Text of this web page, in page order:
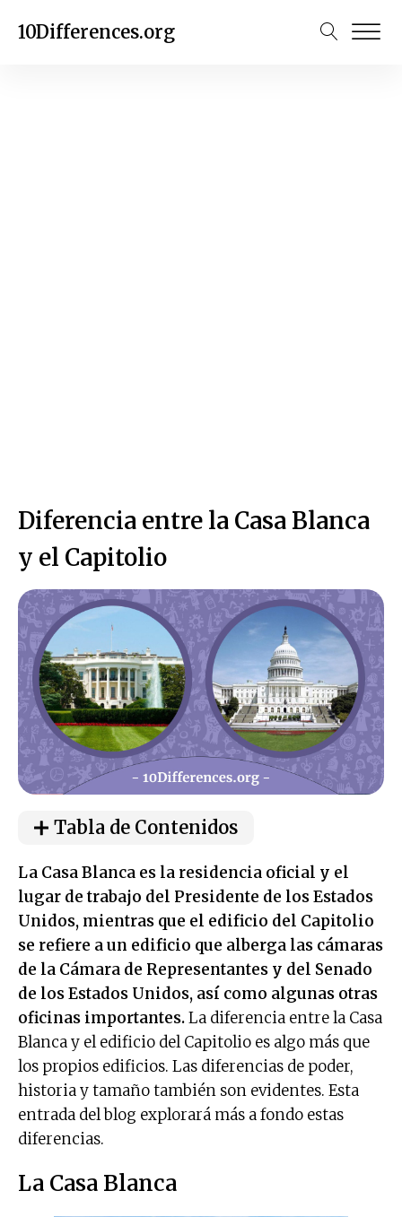
10Differences.org
Diferencia entre la Casa Blanca
y el Capitolio
Tabla de Contenidos
La Casa Blanca es la residencia oficial y el
lugar de trabajo del Presidente de los Estados
Unidos, mientras que el edificio del Capitolio
se refiere a un edificio que alberga las cámaras
de la Cámara de Representantes y del Senado
de los Estados Unidos, así como algunas otras
oficinas importantes.La diferencia entre la Casa
Blanca y el edificio del Capitolio es algo más que
los propios edificios. Las diferencias de poder,
historia y tamaño también son evidentes. Esta
entrada del blog explorará más a fondo estas
diferencias.
La Casa Blanca